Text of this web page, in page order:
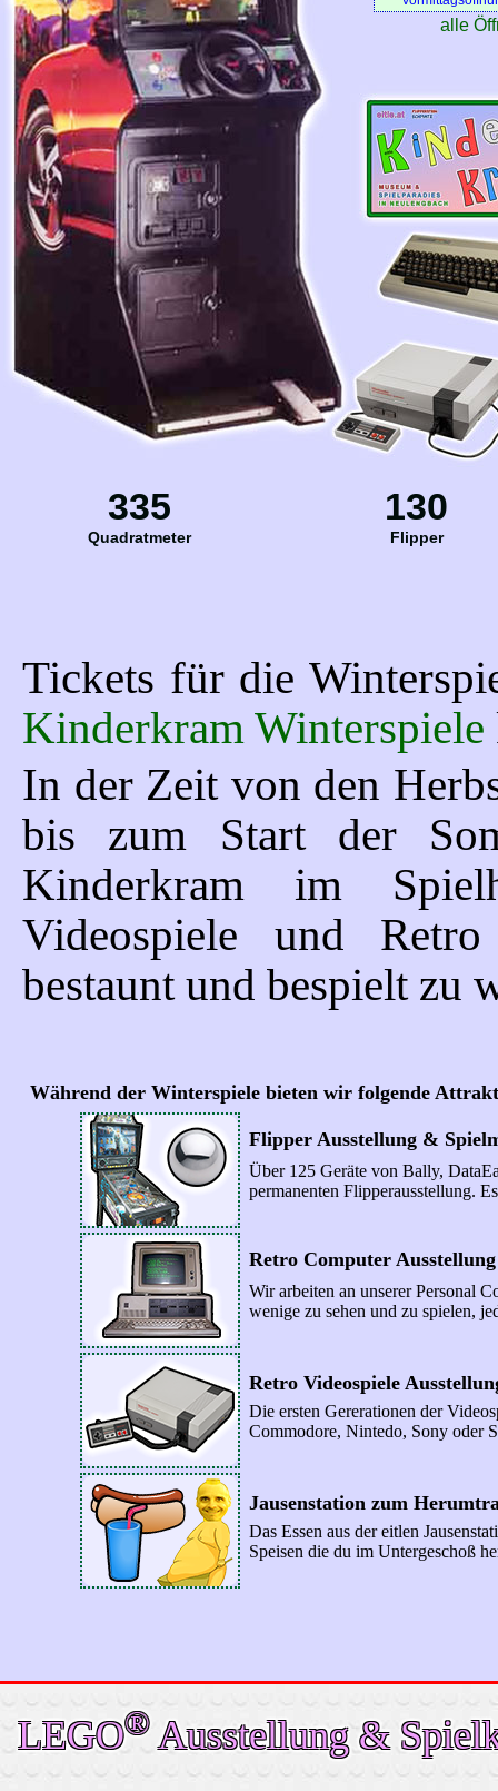
alle
335
Quadratmeter
130
Flipper
Tickets für die
Kinderkram Winterspiele
In der Zeit von den
bis zum Start der
Kinderkram im
Videospiele und
bestaunt und bespielt zu
Während der Winterspiele bieten wir folgende
Flipper Ausstellung &
Über 125 Geräte von Bally,
permanenten Flipperausstellung.
Retro Computer
Wir arbeiten an unserer Personal
wenige zu sehen und zu spielen,
Retro Videospiele
Die ersten Gererationen der
Commodore, Nintedo, Sony oder
Jausenstation zum
Das Essen aus der eitlen
Speisen die du im Untergeschoß
LEGO®Ausstellung &